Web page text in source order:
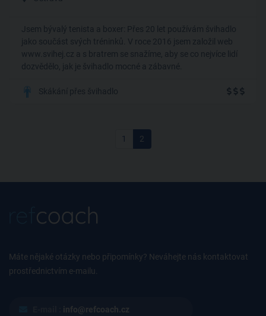
Jsem bývalý tenista a boxer: Přes 20 let používám švihadlo
jako součást svých tréninků. V roce 2016 jsem založil web
www.svihej.cz a s bratrem se snažíme, aby se co nejvíce lidí
dozvědělo, jak je švihadlo mocné a zábavné.
Skákání přes švihadlo
1 2
Máte nějaké otázky nebo připomínky? Neváhejte nás kontaktovat
prostřednictvím e-mailu.
info@refcoach.cz